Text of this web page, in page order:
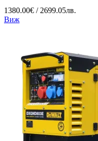
1380.00€ / 2699.05лв.
Виж